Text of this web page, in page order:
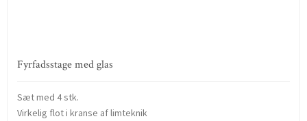
Fyrfadsstage med glas
Sæt med 4 stk.
Virkelig flot i kranse af limteknik